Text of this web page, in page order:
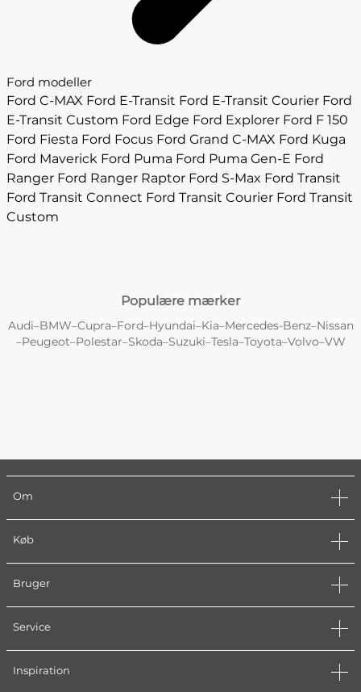
Ford modeller
Ford C-MAX Ford E-Transit Ford E-Transit Courier Ford
E-Transit Custom Ford Edge Ford Explorer Ford F 150
Ford Fiesta Ford Focus Ford Grand C-MAX Ford Kuga
Ford Maverick Ford Puma Ford Puma Gen-E Ford
Ranger Ford Ranger Raptor Ford S-Max Ford Transit
Ford Transit Connect Ford Transit Courier Ford Transit
Custom
Populære mærker
Audi–BMW–Cupra–Ford–Hyundai–Kia–Mercedes-Benz–Nissan
–Peugeot–Polestar–Skoda–Suzuki–Tesla–Toyota–Volvo–VW
Om
Køb
Bruger
Service
Inspiration